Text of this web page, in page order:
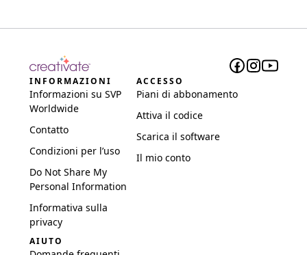
INFORMAZIONI
Informazioni su SVP
Worldwide
Contatto
Condizioni per l’uso
Do Not Share My
Personal Information
Informativa sulla
privacy
ACCESSO
Piani di abbonamento
Attiva il codice
Scarica il software
Il mio conto
AIUTO